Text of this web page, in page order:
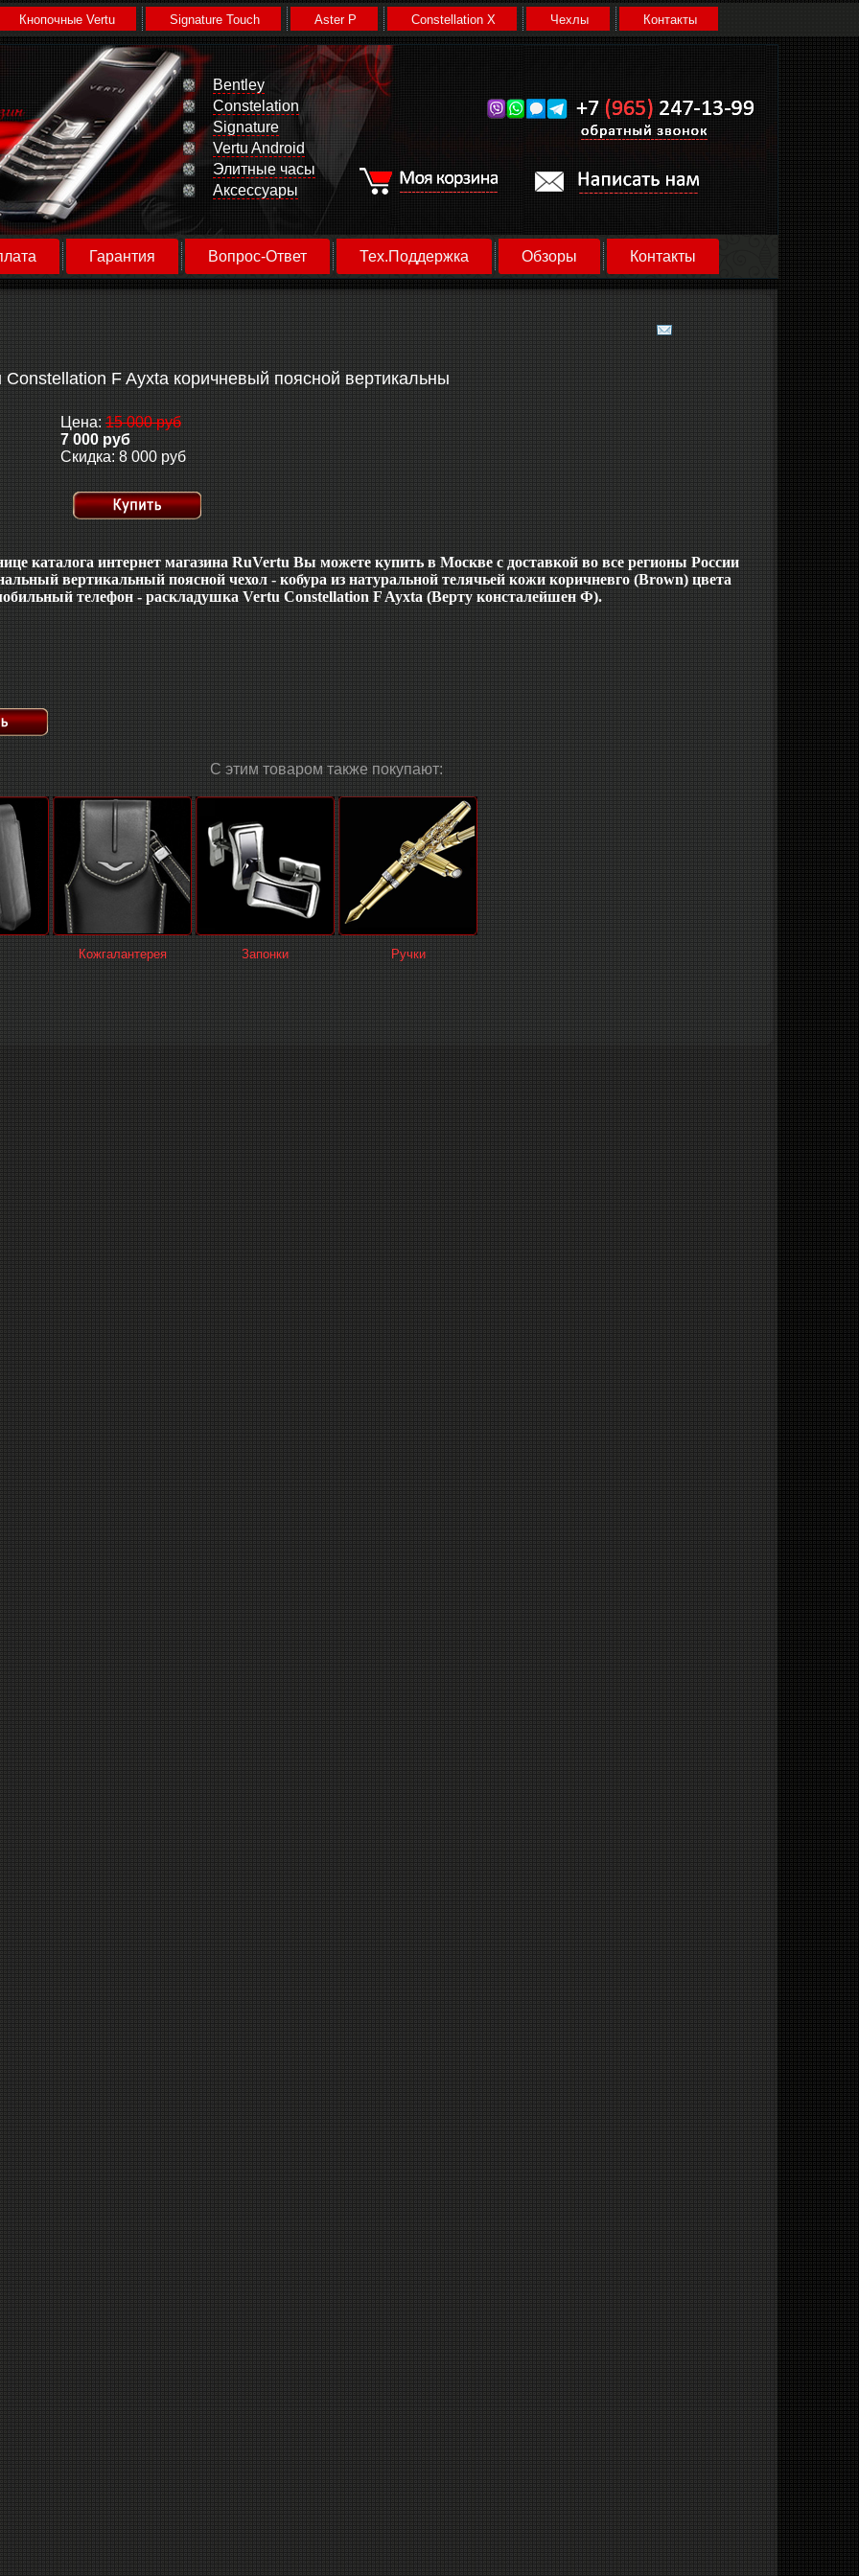
Кнопочные Vertu Signature Touch Aster P Constellation X Чехлы Контакты
Bentley
Constelation
Signature
Vertu Android
Элитные часы
Аксессуары
Гарантия Вопрос-Ответ Тех.Поддержка Обзоры Контакты
Сonstellation F Ayxta коричневый поясной вертикальны
Цена: 15 000 руб
7 000 руб
Скидка: 8 000 руб
каталога интернет магазина RuVertu Вы можете купить в Москве с доставкой во все регионы России
вертикальный поясной чехол - кобура из натуральной телячьей кожи коричневго (Brown) цвета
телефон - раскладушка Vertu Constellation F Ayxta (Верту консталейшен Ф).
С этим товаром также покупают:
Кожгалантерея Запонки Ручки